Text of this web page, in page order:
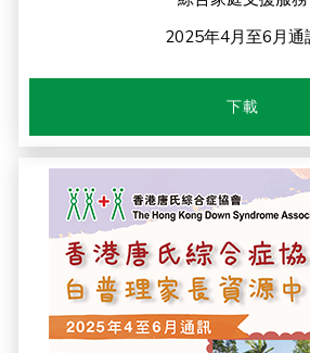
2025年4月至6月通
下載